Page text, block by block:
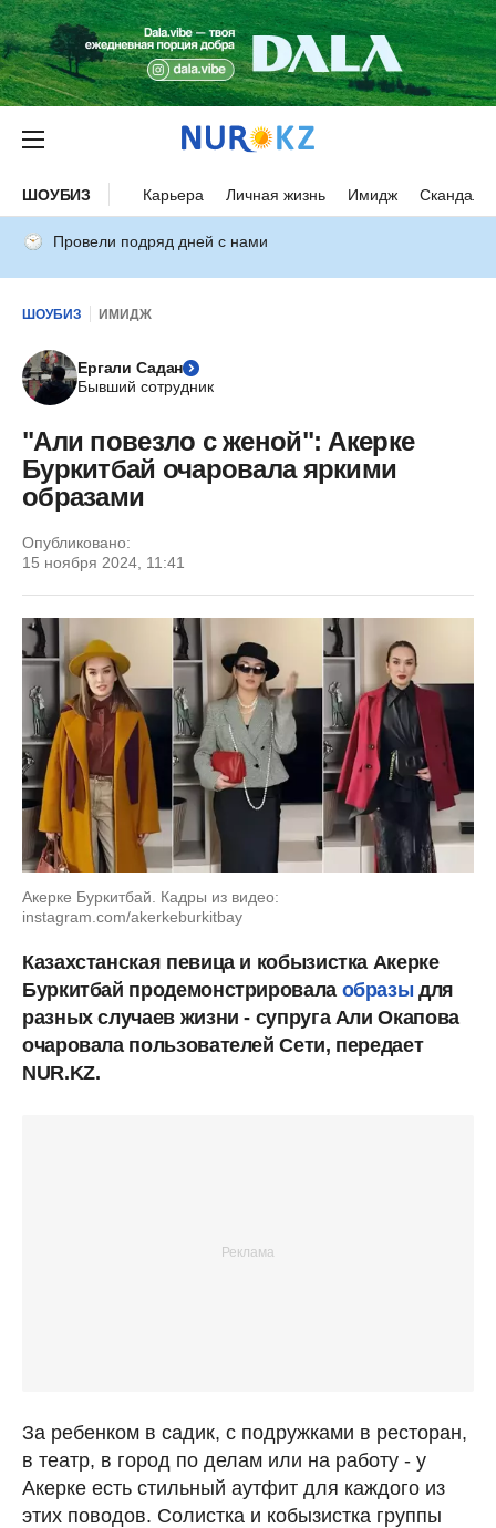
ШОУБИЗ Карьера Личная жизнь Имидж Скандалы
Провели подряд дней с нами
ШОУБИЗ ИМИДЖ
Ергали Садан
Бывший сотрудник
"Али повезло с женой": Акерке
Буркитбай очаровала яркими
образами
Опубликовано:
15 ноября 2024, 11:41
Акерке Буркитбай. Кадры из видео:
instagram.com/akerkeburkitbay
Казахстанская певица и кобызистка Акерке
Буркитбай продемонстрировала образыдля
разных случаев жизни - супруга Али Окапова
очаровала пользователей Сети, передает
NUR.KZ.
За ребенком в садик, с подружками в ресторан,
в театр, в город по делам или на работу - у
Акерке есть стильный аутфит для каждого из
этих поводов. Солистка и кобызистка группы